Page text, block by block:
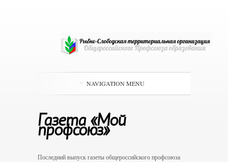
NAVIGATION MENU
Газета «Мой
профсоюз»
Последний выпуск газеты общероссийского профсоюза